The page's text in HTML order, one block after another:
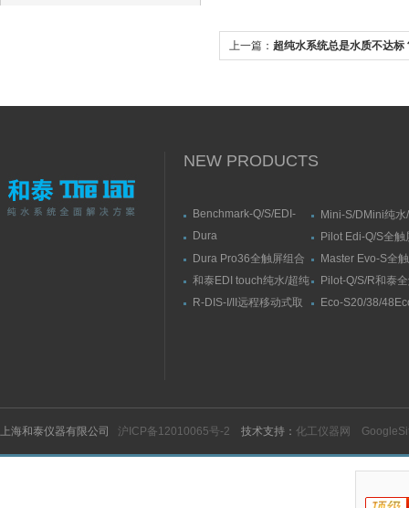
上一篇： 超纯水系统总是水质不达标
NEW PRODUCTS
Benchmark-Q/S/EDI-
直供水纯水/超纯水机
Mini-S/DMini纯水
水机
Dura
触屏智能型超纯水系统
Pilot Edi-Q/S全触
式纯水/超纯水系
Dura Pro36全触屏组合
式超纯水系统
Master Evo-S全
流量纯水/超纯水
和泰EDI touch纯水/超纯
水机
Pilot-Q/S/R和泰
纯水/超纯水机
R-DIS-I/II远程移动式取
Eco-S20/38/
上海和泰仪器有限公司 沪ICP备12010065号-2 技术支持： 化工仪器网